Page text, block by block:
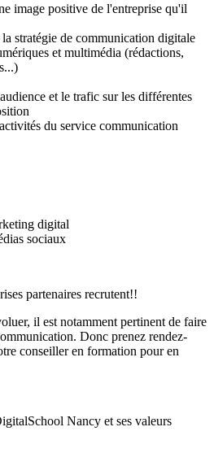
image positive de l'entreprise qu'il
stratégie de communication digitale
et multimédia (rédactions,
et le trafic sur les différentes
du service communication
digital
sociaux
partenaires recrutent!!
il est notamment pertinent de faire
Donc prenez rendez-
conseiller en formation pour en
Nancy et ses valeurs